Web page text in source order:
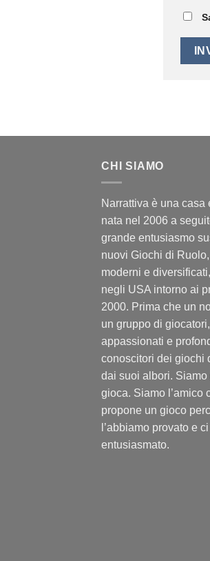
CHI SIAMO
Narrattiva è una casa
nata nel 2006 a
grande entusiasmo
nuovi Giochi di
moderni e
negli USA intorno ai
2000. Prima che un
un gruppo di
appassionati e
conoscitori dei giochi
dai suoi albori. Siamo
gioca. Siamo l’amico
propone un gioco
l’abbiamo provato e
entusiasmato.